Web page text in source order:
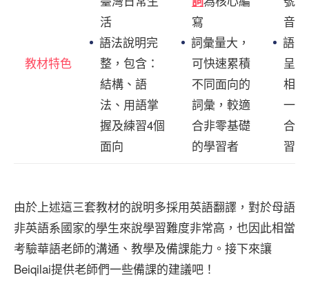
教材特色
活
語法說明完
整，包含：
結構、語
法、用語掌
握及練習4個
面向
寫
詞彙量大，
可快速累積
不同面向的
詞彙，較適
合非零基礎
的學習者
音
語
呈
相
一
合
習
由於上述這三套教材的說明多採用英語翻譯，對於母語
非英語系國家的學生來說學習難度非常高，也因此相當
考驗華語老師的溝通、教學及備課能力。接下來讓
Beiqilai提供老師們一些備課的建議吧！